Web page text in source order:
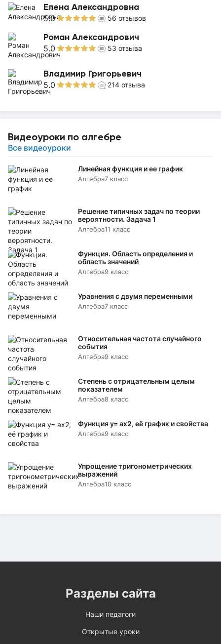
Елена Александровна
5.0 56 отзывов
Роман Александрович
5.0 53 отзыва
Владимир Григорьевич
5.0 214 отзыва
Видеоуроки по алгебре
Все видеоуроки
Линейная функция и ее график
Алгебра7 класс
Решение типичных задач по теории
вероятности. Задача 1
Алгебра11 класс
Функция. Область определения и
область значений
Алгебра9 класс
Уравнения с двумя переменными
Алгебра7 класс
Относительная частота случайного
события
Алгебра9 класс
Степень с отрицательным целым
показателем
Алгебра8 класс
Функция y= аx2, её график и свойства
Алгебра9 класс
Упрощение тригонометрических
выражений
Алгебра10 класс
Разделы сайта
Наши педагоги
Открытые уроки